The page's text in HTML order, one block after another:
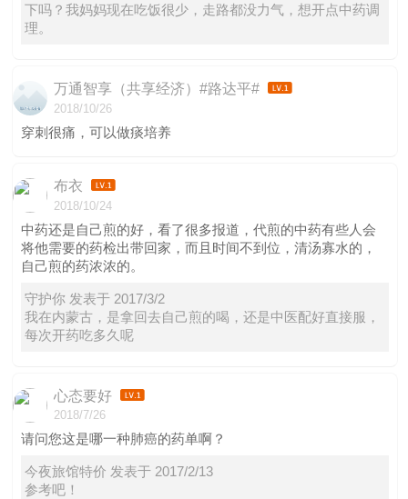
下吗？我妈妈现在吃饭很少，走路都没力气，想开点中药调
理。
万通智享（共享经济）#路达平#
2018/10/26
穿刺很痛，可以做痰培养
布衣
2018/10/24
中药还是自己煎的好，看了很多报道，代煎的中药有些人会
将他需要的药检出带回家，而且时间不到位，清汤寡水的，
自己煎的药浓浓的。
守护你 发表于 2017/3/2
我在内蒙古，是拿回去自己煎的喝，还是中医配好直接服，
每次开药吃多久呢
心态要好
2018/7/26
请问您这是哪一种肺癌的药单啊？
今夜旅馆特价 发表于 2017/2/13
参考吧！